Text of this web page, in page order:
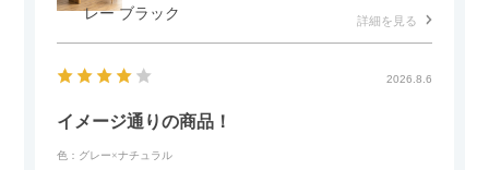
レー ブラック
詳細を見る
2026.8.6
イメージ通りの商品！
色：グレー×ナチュラル